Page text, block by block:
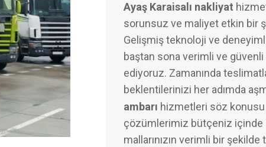
Ayaş Karaisalı nakliyat
sorunsuz ve maliyet etkin bir
Gelişmiş teknoloji ve
baştan sona verimli ve güvenli
ediyoruz. Zamanında
beklentilerinizi her adımda
ambarı hizmetleri söz
çözümlerimiz bütçeniz içinde
mallarınızın verimli bir